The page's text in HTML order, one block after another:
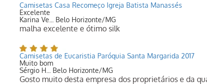
Camisetas Casa Recomeço Igreja Batista Manassés
Excelente
Karina Ve... Belo Horizonte/MG
malha excelente e ótimo silk
Camisetas de Eucaristia Paróquia Santa Margarida 2017
Muito bom
Sérgio H... Belo Horizonte/MG
Gosto muito desta empresa dos proprietários e da